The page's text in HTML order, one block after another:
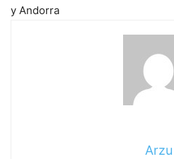
y Andorra
Arzu